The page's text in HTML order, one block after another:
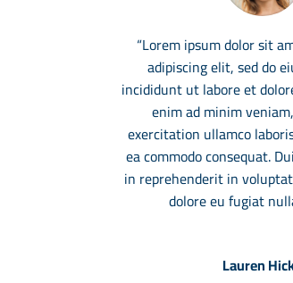
“Lorem ipsum dolor sit
adipiscing elit, sed do
incididunt ut labore et
enim ad minim
exercitation ullamco
ea commodo consequat.
in reprehenderit in
dolore eu fugiat
Lauren